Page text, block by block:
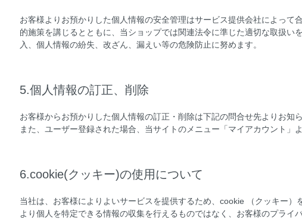
お客様よりお預かりした個人情報の安全管理はサービス提供会社によって
的施策を講じるとともに、当ショップでは関連法令に準じた適切な取扱い
入、個人情報の紛失、改ざん、漏えい等の危険防止に努めます。
5.個人情報の訂正、削除
お客様からお預かりした個人情報の訂正・削除は下記の問合せ先よりお知ら
また、ユーザー登録された場合、当サイトのメニュー「マイアカウント」
6.cookie(クッキー)の使用について
当社は、お客様によりよいサービスを提供するため、cookie （クッキー）
より個人を特定できる情報の収集を行えるものではなく、お客様のプライ